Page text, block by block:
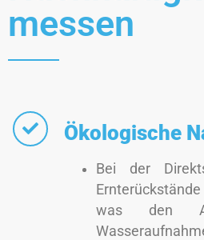
messen
Ökologische
Bei der
was den